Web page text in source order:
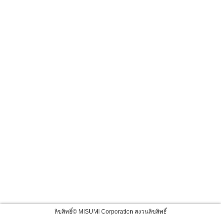
ลิขสิทธิ์© MISUMI Corporation สงวนลิขสิทธิ์